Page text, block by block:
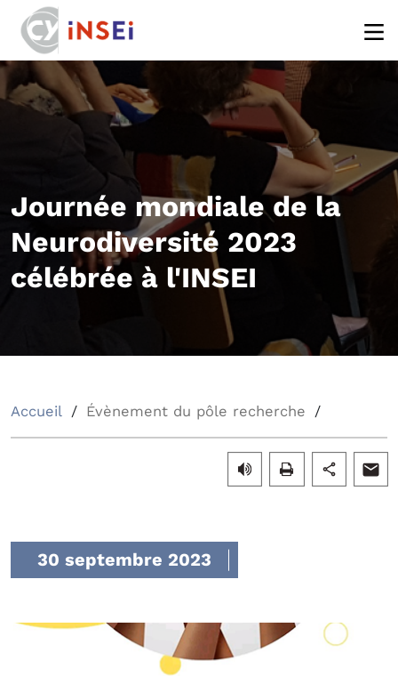
Journée mondiale de la
Neurodiversité 2023
célébrée à l'INSEI
Accueil Évènement du pôle recherche
30 septembre 2023